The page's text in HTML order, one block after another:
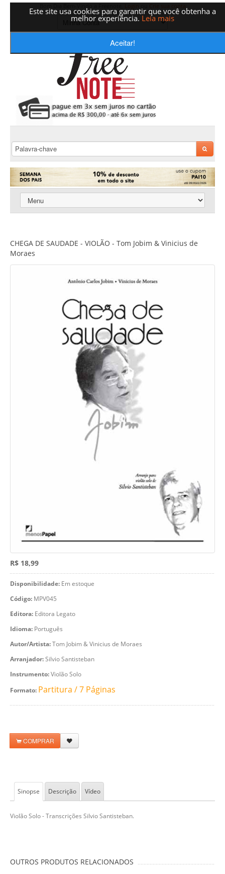
Este site usa cookies para garantir que você obtenha a
melhor experiência. Leia mais
Aceitar!
CHEGA DE SAUDADE - VIOLÃO - Tom Jobim & Vinicius de
Moraes
R$ 18,99
Disponibilidade: Em estoque
Código: MPV045
Editora: Editora Legato
Idioma: Português
Autor/Artista:Tom Jobim & Vinicius de Moraes
Arranjador:Silvio Santisteban
Instrumento:Violão Solo
Formato: Partitura / 7 Páginas
COMPRAR
Sinopse Descrição Vídeo
Violão Solo - Transcrições Silvio Santisteban.
OUTROS PRODUTOS RELACIONADOS